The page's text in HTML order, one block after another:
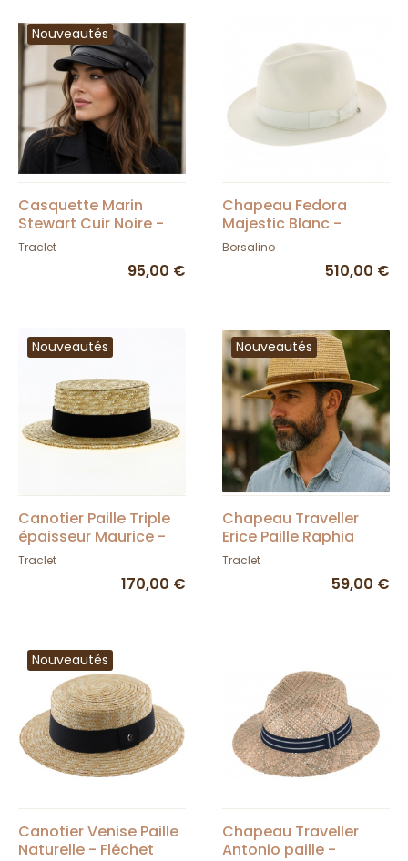
Nouveautés
Casquette Marin
Stewart Cuir Noire -
Traclet
Traclet
95,00 €
Chapeau Fedora
Majestic Blanc -
Borsalino
Borsalino
510,00 €
Nouveautés
Canotier Paille Triple
épaisseur Maurice -
Traclet
Traclet
170,00 €
Nouveautés
Chapeau Traveller
Erice Paille Raphia
Naturelle - Traclet
Traclet
59,00 €
Nouveautés
Canotier Venise Paille
Naturelle - Fléchet
Chapeau Traveller
Antonio paille -